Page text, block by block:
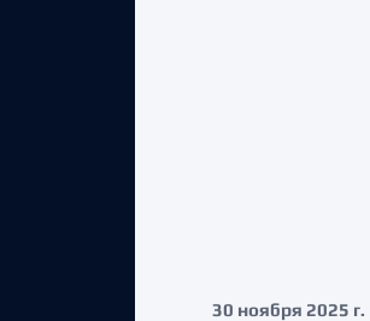
30 ноября 2025 г.